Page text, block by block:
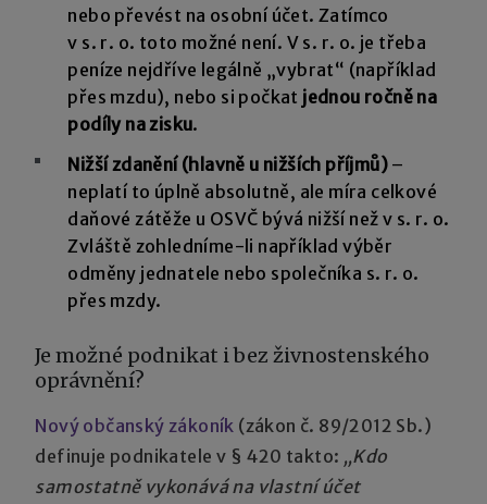
nebo převést na osobní účet. Zatímco
v s. r. o. toto možné není. V s. r. o. je třeba
peníze nejdříve legálně „vybrat“ (například
přes mzdu), nebo si počkat jednou ročně na
podíly na zisku.
Nižší zdanění (hlavně u nižších příjmů) –
neplatí to úplně absolutně, ale míra celkové
daňové zátěže u OSVČ bývá nižší než v s. r. o.
Zvláště zohledníme-li například výběr
odměny jednatele nebo společníka s. r. o.
přes mzdy.
Je možné podnikat i bez živnostenského
oprávnění?
Nový občanský zákoník (zákon č. 89/2012 Sb.)
definuje podnikatele v § 420 takto: „Kdo
samostatně vykonává na vlastní účet